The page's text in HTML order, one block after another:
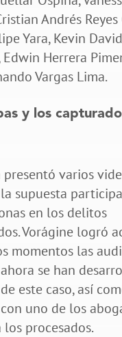
Andrés
Yara, Kevin
Edwin Herrera
Vargas Lima.
y los
presentó varios
supuesta
en los delitos
Vorágine logró
momentos las
se han
este caso, así
uno de los
procesados.